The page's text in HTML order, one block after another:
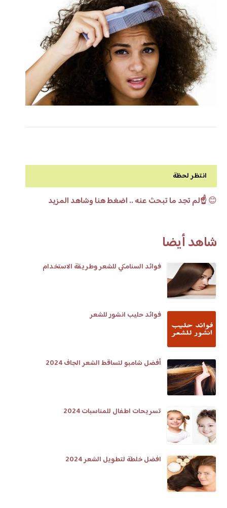
انتظر لحظة
😊☝️لم تجد ما تبحث عنه .. اضغط هنا وشاهد المزيد
شاهد أيضا
فوائد السنامكي للشعر وطريقة الاستخدام
فوائد حليب انشور للشعر
أفضل شامبو لتساقط الشعر الجاف 2024
تسريحات اطفال للمناسبات 2024
افضل خلطة لتطويل الشعر 2024